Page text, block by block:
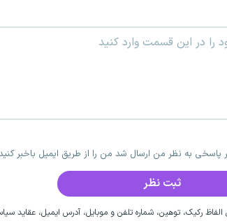
پاسخی به نظر من ارسال شد من را از طریق ایمیل باخبر
رکیک، توهین، شماره تلفن و موبایل، آدرس ایمیل، عقاید